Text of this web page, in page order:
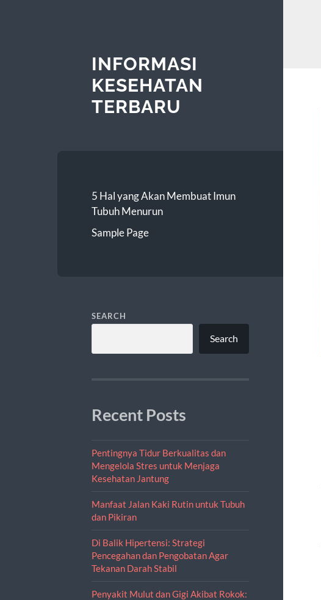
INFORMASI
KESEHATAN
TERBARU
5 Hal yang Akan Membuat Imun
Tubuh Menurun
Sample Page
SEARCH
Search
Recent Posts
Pentingnya Tidur Berkualitas dan
Mengelola Stres untuk Menjaga
Kesehatan Jantung
Manfaat Jalan Kaki Rutin untuk Tubuh
dan Pikiran
Di Balik Hipertensi: Strategi
Pencegahan dan Pengobatan Agar
Tekanan Darah Stabil
Penyakit Mulut dan Gigi Akibat Rokok: